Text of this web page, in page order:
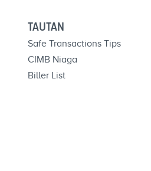
TAUTAN
Safe Transactions Tips
CIMB Niaga
Biller List